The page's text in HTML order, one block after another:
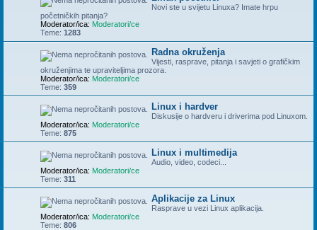
Novi ste u svijetu Linuxa? Imate hrpu
početničkih pitanja?
Moderator/ica: Moderatori/ce
Teme: 1283
Radna okruženja
Vijesti, rasprave, pitanja i savjeti o grafičkim
okruženjima te upraviteljima prozora.
Moderator/ica: Moderatori/ce
Teme: 359
Linux i hardver
Diskusije o hardveru i driverima pod Linuxom.
Moderator/ica: Moderatori/ce
Teme: 875
Linux i multimedija
Audio, video, codeci...
Moderator/ica: Moderatori/ce
Teme: 311
Aplikacije za Linux
Rasprave u vezi Linux aplikacija.
Moderator/ica: Moderatori/ce
Teme: 806